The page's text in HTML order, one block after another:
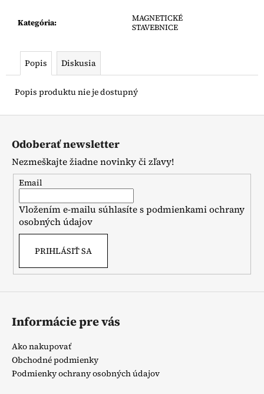
Kategória:
MAGNETICKÉ
STAVEBNICE
Popis Diskusia
Popis produktu nie je dostupný
Z
Odoberať newsletter
Nezmeškajte žiadne novinky či zľavy!
Email
Vložením e-mailu súhlasíte spodmienkami ochrany
osobných údajov
PRIHLÁSIŤ SA
Informácie pre vás
Ako nakupovať
Obchodné podmienky
Podmienky ochrany osobných údajov